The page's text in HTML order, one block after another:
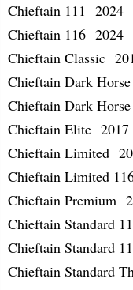
Chieftain 111 2024
Chieftain 116 2024
Chieftain Classic
Chieftain Dark
Chieftain Dark
Chieftain Elite 2017
Chieftain Limited
Chieftain Limited
Chieftain Premium
Chieftain Standard
Chieftain Standard
Chieftain Standard